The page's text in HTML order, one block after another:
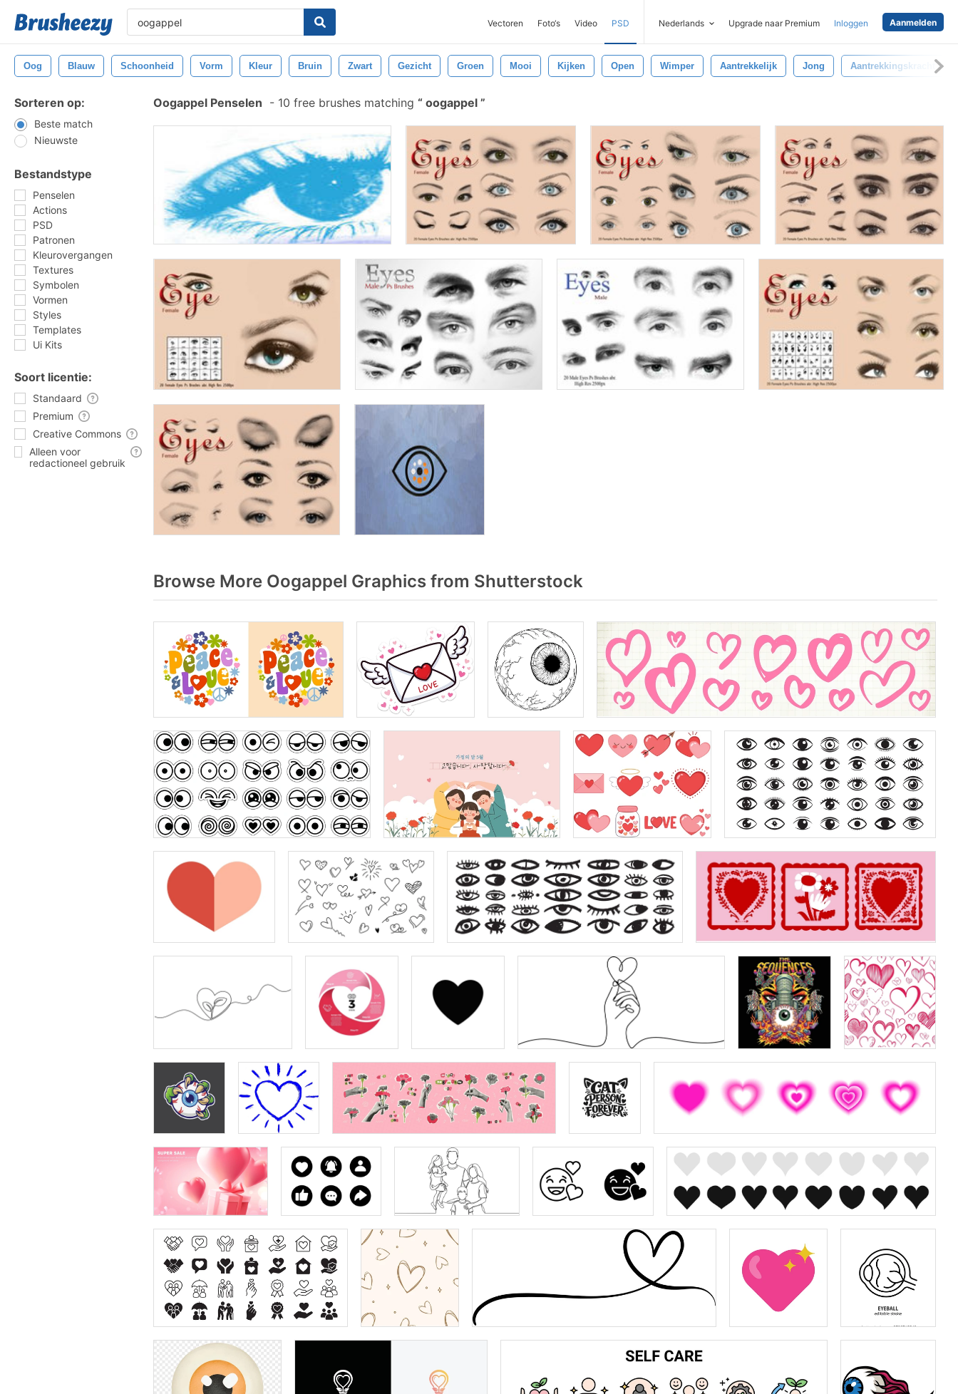
Vectoren Foto‘s Video PSD Nederlands Upgrade naar Premium Inloggen Aanmelden
Oog Blauw Schoonheid Vorm Kleur Bruin Zwart Gezicht Groen Mooi Kijken Open Wimper Aantrekkelijk Jong Aantrekkingskracht
Sorteren op:
Beste match
Nieuwste
Bestandstype
Penselen
Actions
PSD
Patronen
Kleurovergangen
Textures
Symbolen
Vormen
Styles
Templates
Ui Kits
Soort licentie:
Standaard
Premium
Creative Commons
Alleen voor
redactioneel gebruik
Oogappel Penselen - 10 free brushes matching oogappel
Browse More Oogappel Graphics from Shutterstock